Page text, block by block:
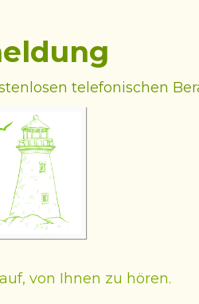
telefonischen
von Ihnen zu hören.